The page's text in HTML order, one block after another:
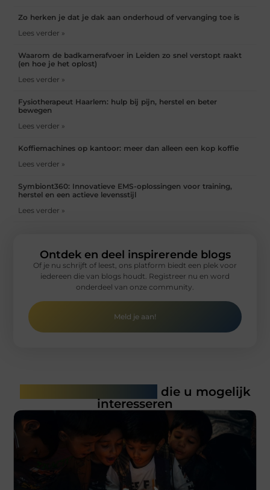
Zo herken je dat je dak aan onderhoud of vervanging toe is
Lees verder »
Waarom de badkamerafvoer in Leiden zo snel verstopt raakt
(en hoe je het oplost)
Lees verder »
Fysiotherapeut Haarlem: hulp bij pijn, herstel en beter
bewegen
Lees verder »
Koffiemachines op kantoor: meer dan alleen een kop koffie
Lees verder »
Symbiont360: Innovatieve EMS-oplossingen voor training,
herstel en een actieve levensstijl
Lees verder »
Ontdek en deel inspirerende blogs
Of je nu schrijft of leest, ons platform biedt een plek voor
iedereen die van blogs houdt. Registreer nu en word
onderdeel van onze community.
Meld je aan!
die u mogelijk
interesseren